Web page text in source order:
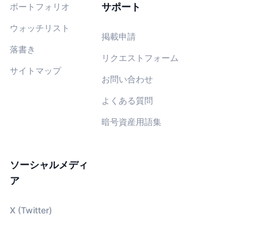
ポートフォリオ
ウォッチリスト
落書き
サイトマップ
サポート
掲載申請
リクエストフォーム
お問い合わせ
よくある質問
暗号資産用語集
ソーシャルメディ
ア
X (Twitter)